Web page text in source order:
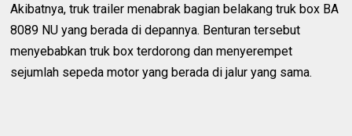
Akibatnya, truk trailer menabrak bagian belakang truk box BA
8089 NU yang berada di depannya. Benturan tersebut
menyebabkan truk box terdorong dan menyerempet
sejumlah sepeda motor yang berada di jalur yang sama.